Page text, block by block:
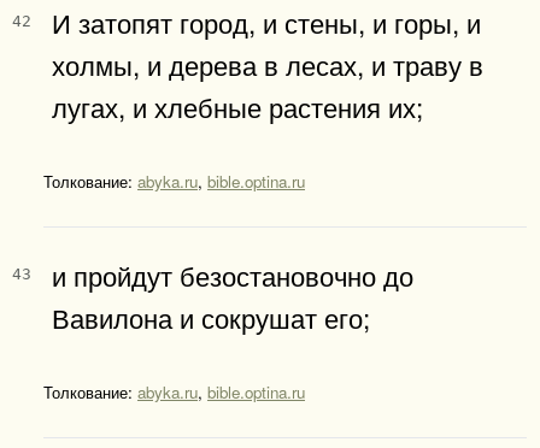
42
И затопят город, и стены, и горы, и
холмы, и дерева в лесах, и траву в
лугах, и хлебные растения их;
Толкование: abyka.ru, bible.optina.ru
43
и пройдут безостановочно до
Вавилона и сокрушат его;
Толкование: abyka.ru, bible.optina.ru